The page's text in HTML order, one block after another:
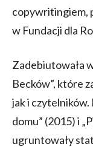
copywritingiem,
w Fundacji dla
Zadebiutowała
Becków”, które
jak i czytelników.
domu” (2015) i
ugruntowały